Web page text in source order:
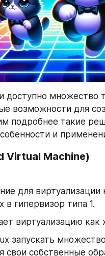
доступно множество
возможности для
подробнее такие
и
Virtual Machine)
для виртуализации
в гипервизор типа 1.
виртуализацию как
запускать
свои собственные